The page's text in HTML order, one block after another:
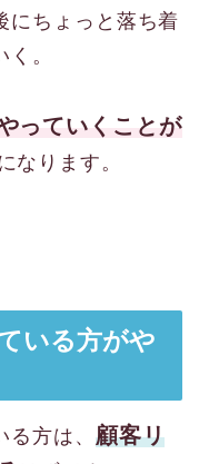
にちょっと落ち着
。
っていくことが
なります。
いる方がや
方は、 顧客リ